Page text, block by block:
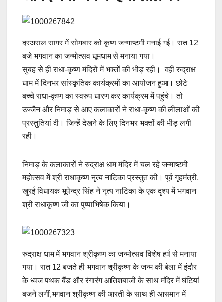
दरअसल सागर में सोमवार को कृष्ण जन्माष्टमी मनाई गई। रात 12
बजे भगवान का जन्मोत्सव धूमधाम से मनाया गया।
सुबह से ही राधा-कृष्ण मंदिरों में भक्तों की भीड़ रही। वहीं रुद्राक्ष
धाम में दिनभर सांस्कृतिक कार्यक्रमों का आयोजन हुआ। छोटे
बच्चे राधा-कृष्ण का स्वरुप धारण कर कार्यक्रम में पहुंचे। तो
उज्जैन और निमाड़ से आए कलाकारों ने राधा-कृष्ण की लीलाओं की
प्रस्तुतियां दी। जिन्हें देखने के लिए दिनभर भक्तों की भीड़ लगी
रही।
निमाड़ के कलाकारों ने रुद्राक्ष धाम मंदिर में चल रहे जन्माष्टमी
महोत्सव में श्री राधाकृष्ण नृत्य नाटिका प्रस्तुत की। पूर्व गृहमंत्री,
खुरई विधायक भूपेन्द्र सिंह ने नृत्य नाटिका के एक दृश्य में भगवान
श्री राधाकृष्ण जी का पुष्पाभिषेक किया।
रुद्राक्ष धाम में भगवान श्रीकृष्ण का जन्मोत्सव विशेष हर्ष से मनाया
गया। रात 12 बजते ही भगवान श्रीकृष्ण के जन्म की बेला में इंदौर
के ध्वज पथक बैंड और रंगारंग आतिशबाजी के साथ मंदिर में घंटियां
बजने लगीं,भगवान श्रीकृष्ण की आरती के साथ ही आसमान में